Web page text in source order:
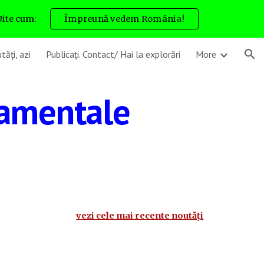
cum: Împreună vedem România!
azi Publicați. Contact/ Hai la explorări More
vezi cele mai recente noutăţi